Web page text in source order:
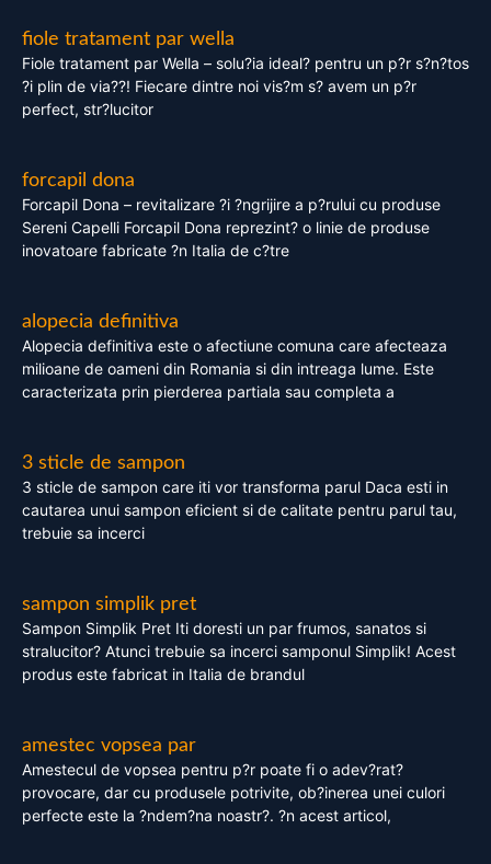
fiole tratament par wella
Fiole tratament par Wella – solu?ia ideal? pentru un p?r s?n?tos
?i plin de via??! Fiecare dintre noi vis?m s? avem un p?r
perfect, str?lucitor
forcapil dona
Forcapil Dona – revitalizare ?i ?ngrijire a p?rului cu produse
Sereni Capelli Forcapil Dona reprezint? o linie de produse
inovatoare fabricate ?n Italia de c?tre
alopecia definitiva
Alopecia definitiva este o afectiune comuna care afecteaza
milioane de oameni din Romania si din intreaga lume. Este
caracterizata prin pierderea partiala sau completa a
3 sticle de sampon
3 sticle de sampon care iti vor transforma parul Daca esti in
cautarea unui sampon eficient si de calitate pentru parul tau,
trebuie sa incerci
sampon simplik pret
Sampon Simplik Pret Iti doresti un par frumos, sanatos si
stralucitor? Atunci trebuie sa incerci samponul Simplik! Acest
produs este fabricat in Italia de brandul
amestec vopsea par
Amestecul de vopsea pentru p?r poate fi o adev?rat?
provocare, dar cu produsele potrivite, ob?inerea unei culori
perfecte este la ?ndem?na noastr?. ?n acest articol,